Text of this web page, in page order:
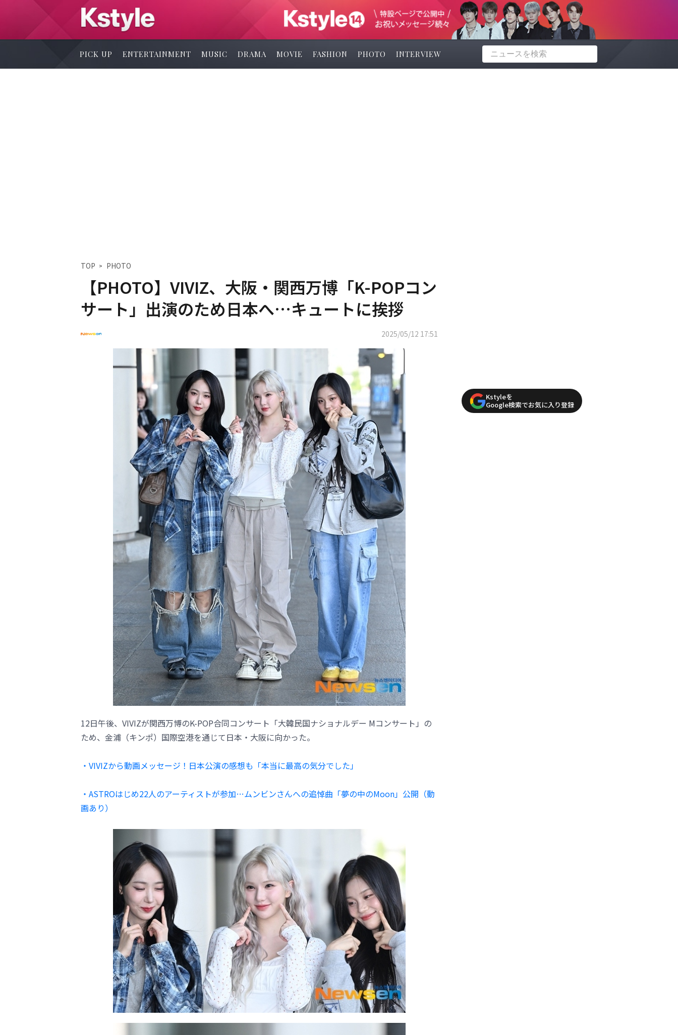
PICK UP ENTERTAINMENT MUSIC DRAMA MOVIE FASHION PHOTO INTERVIEW
TOP PHOTO
【PHOTO】VIVIZ、大阪・関西万博「K-POPコン
サート」出演のため日本へ…キュートに挨拶
2025/05/12 17:51
12日午後、VIVIZが関西万博のK-POP合同コンサート「大韓民国ナショナルデー Mコンサート」の
ため、金浦（キンポ）国際空港を通じて日本・大阪に向かった。
・VIVIZから動画メッセージ！日本公演の感想も「本当に最高の気分でした」
・ASTROはじめ22人のアーティストが参加…ムンビンさんへの追悼曲「夢の中のMoon」公開（動
画あり）
Kstyleを
Google検索でお気に入り登録